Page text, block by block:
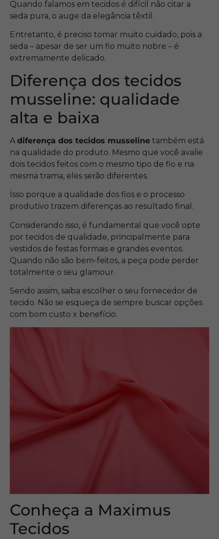
Quando falamos em tecidos é difícil não citar a
seda pura, o auge da elegância têxtil.
Entretanto, é preciso tomar muito cuidado, pois a
seda – apesar de ser um fio muito nobre – é
extremamente delicado.
Diferença dos tecidos
musseline: qualidade
alta e baixa
A diferença dos tecidos musseline também está
na qualidade do produto. Mesmo que você avalie
dois tecidos feitos com o mesmo tipo de fio e na
mesma trama, eles serão diferentes.
Isso porque a qualidade dos fios e o processo
produtivo trazem diferenças ao resultado final.
Considerando isso, é fundamental que você opte
por tecidos de qualidade, principalmente para
vestidos de festas formais e grandes eventos.
Quando não são bem-feitos, a peça pode perder
totalmente o seu glamour.
Sendo assim, saiba escolher o seu fornecedor de
tecido. Não se esqueça de sempre buscar opções
com bom custo x benefício.
Conheça a Maximus
Tecidos